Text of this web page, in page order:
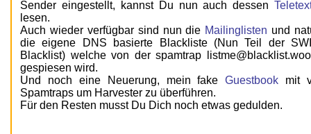
Sender eingestellt, kannst Du nun auch dessen
lesen.
Auch wieder verfügbar sind nun die Mailinglisten und
die eigene DNS basierte Blackliste (Nun Teil der
Blacklist) welche von der spamtrap
gespiesen wird.
Und noch eine Neuerung, mein fakeGuestbook mit
Spamtraps um Harvester zu überführen.
Für den Resten musst Du Dich noch etwas gedulden.